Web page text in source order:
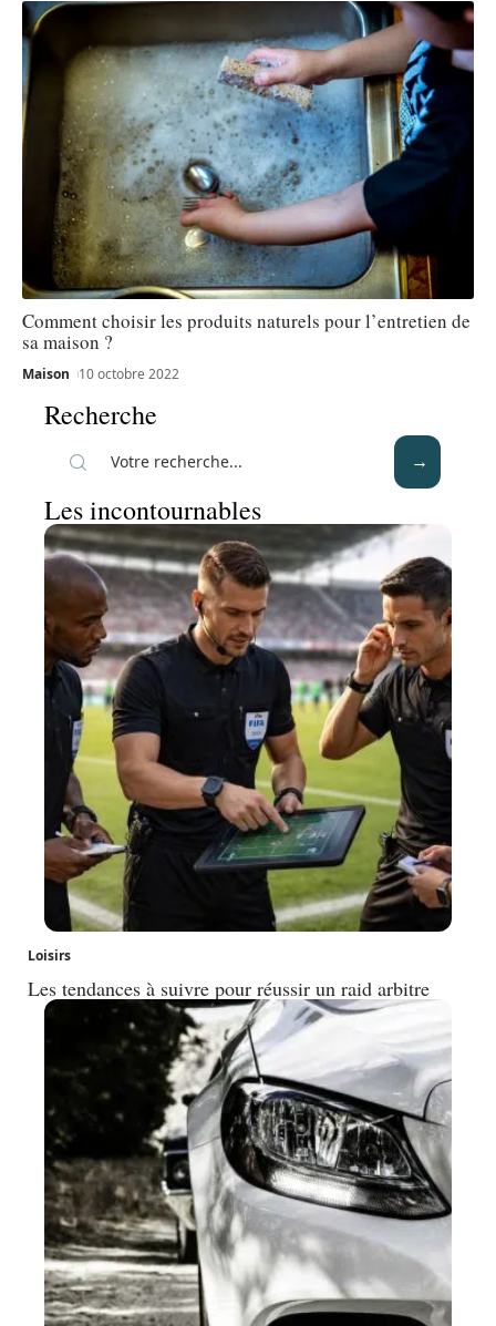
Comment choisir les produits naturels pour l’entretien de
sa maison ?
Maison 10 octobre 2022
Recherche
Les incontournables
Loisirs
Les tendances à suivre pour réussir un raid arbitre